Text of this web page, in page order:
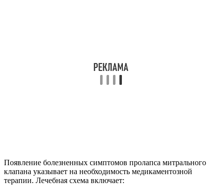
Появление болезненных симптомов пролапса митрального
клапана указывает на необходимость медикаментозной
терапии. Лечебная схема включает: